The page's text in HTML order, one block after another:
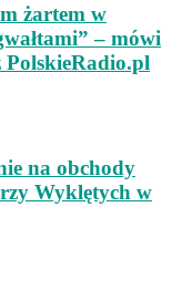
żartem w
– mówi
na obchody
Wyklętych w